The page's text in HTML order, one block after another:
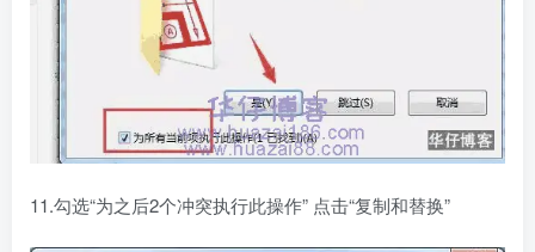
11.勾选“为之后2个冲突执行此操作” 点击“复制和替换”